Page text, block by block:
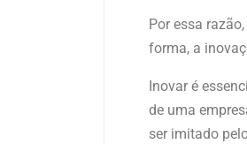
Por essa
forma, a
Inovar é
de uma
ser imitado